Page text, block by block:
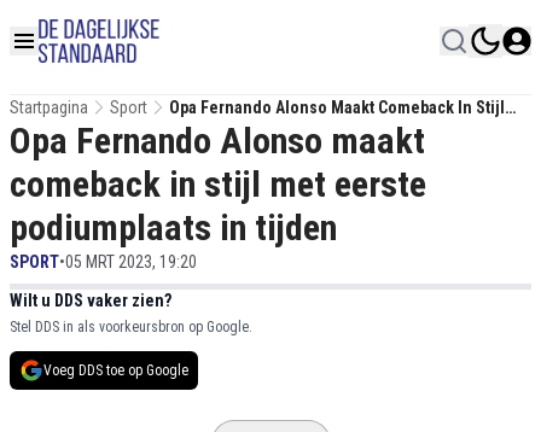
Startpagina Sport
Opa Fernando Alonso Maakt Comeback In Stijl
Met Eerste Podiumplaats In Tijden
Opa Fernando Alonso maakt
comeback in stijl met eerste
podiumplaats in tijden
SPORT•05 MRT 2023, 19:20
Wilt u DDS vaker zien?
Stel DDS in als voorkeursbron op Google.
Voeg DDS toe op Google